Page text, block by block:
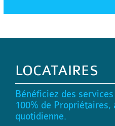
LOCATAIRES
Bénéficiez des
100% de Propriétaires,
quotidienne.